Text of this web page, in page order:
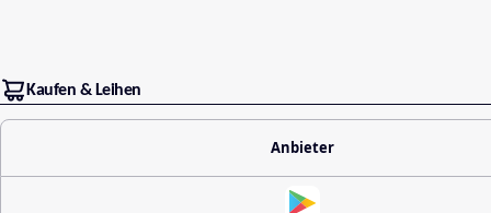
Kaufen & Leihen
Anbieter